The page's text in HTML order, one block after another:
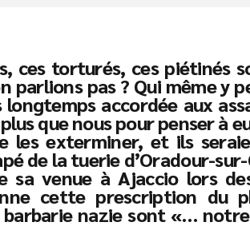
ces torturés, ces piétinés
parlions pas ? Qui même y
accordée aux
que nous pour penser à
les exterminer, et ils
de la tuerie d’Oradour-sur-
venue à Ajaccio lors
cette prescription du
barbarie nazie sont «…